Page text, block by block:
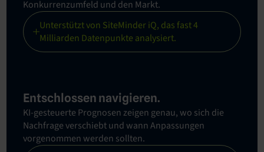
Konkurrenzumfeld und den Markt.
Unterstützt von SiteMinder iQ, das fast 4
Milliarden Datenpunkte analysiert.
Entschlossen navigieren.
KI-gesteuerte Prognosen zeigen genau, wo sich die
Nachfrage verschiebt und wann Anpassungen
vorgenommen werden sollten.